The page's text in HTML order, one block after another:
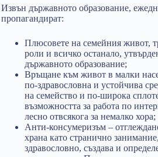
Извън държавното образование,
пропагандират:
Плюсовете на семейния живот,
роли и всичко останало,
държавното образование;
Връщане към живот в малки
по-здравословна и устойчива
на семейство и по-широка
възможността за работа по
лесно отвсякога за немалко хора;
Анти-консумеризъм –
храна като странично
здравословно, създава и